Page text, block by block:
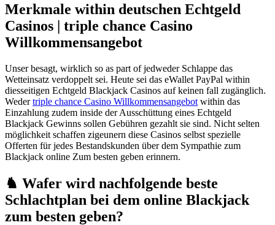
Merkmale within deutschen Echtgeld
Casinos | triple chance Casino
Willkommensangebot
Unser besagt, wirklich so as part of jedweder Schlappe das
Wetteinsatz verdoppelt sei. Heute sei das eWallet PayPal within
diesseitigen Echtgeld Blackjack Casinos auf keinen fall zugänglich.
Wedertriple chance Casino Willkommensangebot within das
Einzahlung zudem inside der Ausschüttung eines Echtgeld
Blackjack Gewinns sollen Gebühren gezahlt sie sind. Nicht selten
möglichkeit schaffen zigeunern diese Casinos selbst spezielle
Offerten für jedes Bestandskunden über dem Sympathie zum
Blackjack online Zum besten geben erinnern.
♞ Wafer wird nachfolgende beste
Schlachtplan bei dem online Blackjack
zum besten geben?